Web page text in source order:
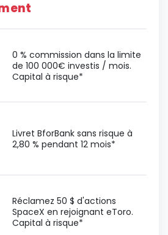
0 % commission dans la limite
de 100 000€ investis / mois.
Capital à risque*
Livret BforBank sans risque à
2,80 % pendant 12 mois*
Réclamez 50 $ d'actions
SpaceX en rejoignant eToro.
Capital à risque*